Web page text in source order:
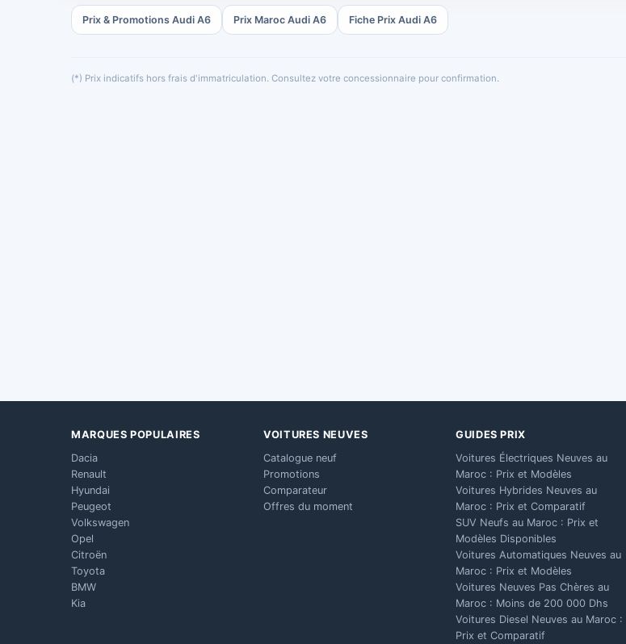
Prix & Promotions Audi A6 Prix Maroc Audi A6 Fiche Prix Audi A6
(*) Prix indicatifs hors frais d'immatriculation. Consultez votre concessionnaire pour confirmation.
MARQUES POPULAIRES
Dacia
Renault
Hyundai
Peugeot
Volkswagen
Opel
Citroën
Toyota
BMW
Kia
VOITURES NEUVES
Catalogue neuf
Promotions
Comparateur
Offres du moment
GUIDES PRIX
Voitures Électriques Neuves au
Maroc : Prix et Modèles
Voitures Hybrides Neuves au
Maroc : Prix et Comparatif
SUV Neufs au Maroc : Prix et
Modèles Disponibles
Voitures Automatiques Neuves au
Maroc : Prix et Modèles
Voitures Neuves Pas Chères au
Maroc : Moins de 200 000 Dhs
Voitures Diesel Neuves au Maroc :
Prix et Comparatif